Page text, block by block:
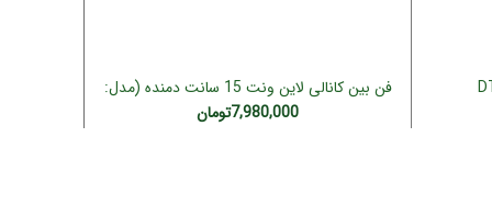
افزودن به سبد خریدفن بین کانالی لاین ونت 15 سانت دمنده (مدل:
VLN-15C2S-HP)
7,980,000تومان